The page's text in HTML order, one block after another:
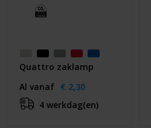
Quattro zaklamp
Al vanaf € 2,30
4 werkdag(en)